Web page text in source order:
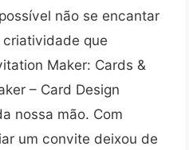
não se encantar
que
Maker: Cards &
– Card Design
nossa mão. Com
um convite deixou de